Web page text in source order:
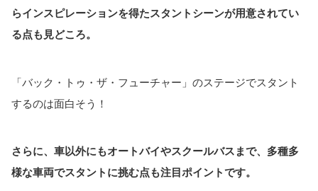
らインスピレーションを得たスタントシーンが用意されてい
る点も見どころ。
「バック・トゥ・ザ・フューチャー」のステージでスタント
するのは面白そう！
さらに、車以外にもオートバイやスクールバスまで、多種多
様な車両でスタントに挑む点も注目ポイントです。